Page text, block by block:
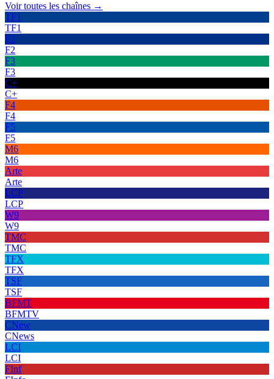
Voir toutes les chaînes →
TF1
TF1
F2
F2
F3
F3
C+
C+
F4
F4
F5
F5
M6
M6
Arte
Arte
LCP
LCP
W9
W9
TMC
TMC
TFX
TFX
TSF
TSF
BFMT
BFMTV
CNew
CNews
LCI
LCI
FInf